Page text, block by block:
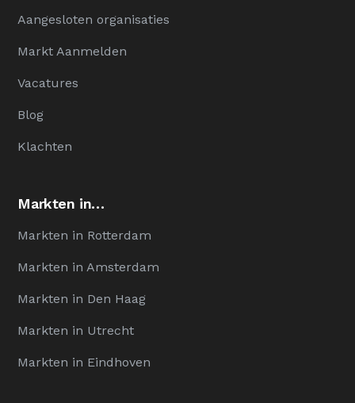
Aangesloten organisaties
Markt Aanmelden
Vacatures
Blog
Klachten
Markten in…
Markten in Rotterdam
Markten in Amsterdam
Markten in Den Haag
Markten in Utrecht
Markten in Eindhoven